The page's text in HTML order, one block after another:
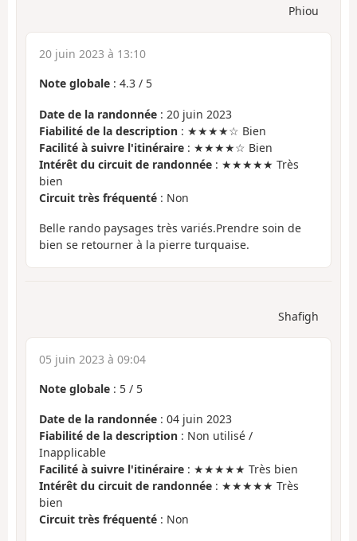
Phiou
20 juin 2023 à 13:10
Note globale : 4.3 / 5
Date de la randonnée : 20 juin 2023
Fiabilité de la description : ★★★★☆ Bien
Facilité à suivre l'itinéraire : ★★★★☆ Bien
Intérêt du circuit de randonnée : ★★★★★ Très
bien
Circuit très fréquenté : Non
Belle rando paysages très variés.Prendre soin de
bien se retourner à la pierre turquaise.
Shafigh
05 juin 2023 à 09:04
Note globale : 5 / 5
Date de la randonnée : 04 juin 2023
Fiabilité de la description : Non utilisé /
Inapplicable
Facilité à suivre l'itinéraire : ★★★★★ Très bien
Intérêt du circuit de randonnée : ★★★★★ Très
bien
Circuit très fréquenté : Non